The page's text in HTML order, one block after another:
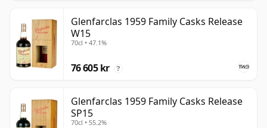
Glenfarclas 1959 Family Casks Release
W15
70cl • 47.1%
76 605 kr ?
Glenfarclas 1959 Family Casks Release
SP15
70cl • 55.2%